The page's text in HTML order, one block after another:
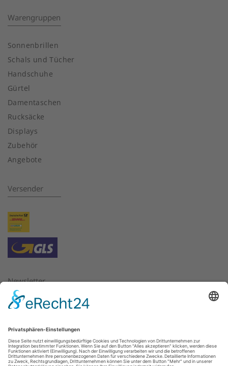
Warengruppen
Sonnenbrillen
Schals und Tücher
Handschuhe
Gürtel
Damentaschen
Rucksäcke
Displays
Zubehör
Angebote
Versender
Newsletter
Bitte geben Sie hier die E-Mail Adresse ein, für die Sie
E-Mail:*